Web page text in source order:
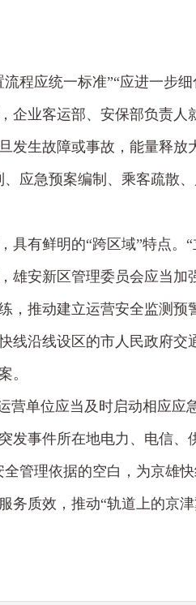
程应统一标准”“应进一
企业客运部、安保部负责人
发生故障或事故，能量释
应急预案编制、乘客疏散
有鲜明的“跨区域”特点
雄安新区管理委员会应当
推动建立运营安全监测预
线沿线设区的市人民政府
。
营单位应当及时启动相应
发事件所在地电力、电信
管理依据的空白，为京雄
质效，推动“轨道上的京